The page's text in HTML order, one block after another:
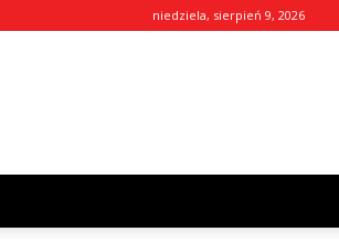
niedziela, sierpień 9, 2026